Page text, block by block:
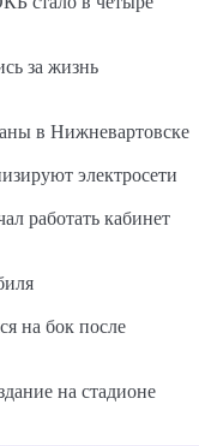
за жизнь
в Нижневартовске
электросети
работать кабинет
на бок после
на стадионе